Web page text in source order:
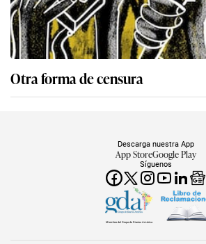
Wolfgang Grozo: “Ha sido un
un personaje siniestro, sentí